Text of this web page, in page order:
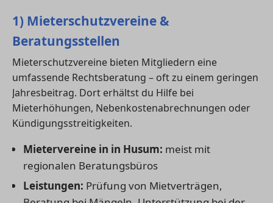
1) Mieterschutzvereine &
Beratungsstellen
Mieterschutzvereine bieten Mitgliedern eine
umfassende Rechtsberatung – oft zu einem geringen
Jahresbeitrag. Dort erhältst du Hilfe bei
Mieterhöhungen, Nebenkostenabrechnungen oder
Kündigungsstreitigkeiten.
Mietervereine in in Husum: meist mit
regionalen Beratungsbüros
Leistungen: Prüfung von Mietverträgen,